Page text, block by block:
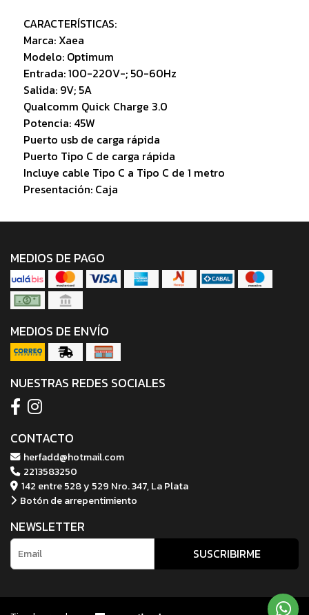
CARACTERÍSTICAS:
Marca: Xaea
Modelo: Optimum
Entrada: 100-220V-; 50-60Hz
Salida: 9V; 5A
Qualcomm Quick Charge 3.0
Potencia: 45W
Puerto usb de carga rápida
Puerto Tipo C de carga rápida
Incluye cable Tipo C a Tipo C de 1 metro
Presentación: Caja
MEDIOS DE PAGO
MEDIOS DE ENVÍO
NUESTRAS REDES SOCIALES
CONTACTO
herfadd@hotmail.com
2213583250
142 entre 528 y 529 Nro. 347, La Plata
Botón de arrepentimiento
NEWSLETTER
SUSCRIBIRME